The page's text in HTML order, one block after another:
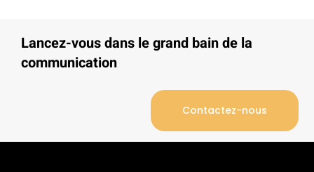
Lancez-vous dans le grand bain de la
communication
Contactez-nous